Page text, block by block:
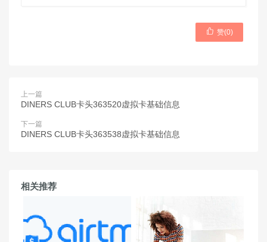
 赞(0)
上一篇
DINERS CLUB卡头363520虚拟卡基础信息
下一篇
DINERS CLUB卡头363538虚拟卡基础信息
相关推荐